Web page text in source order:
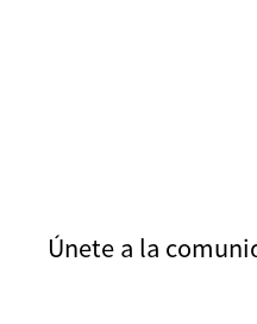
Únete a la